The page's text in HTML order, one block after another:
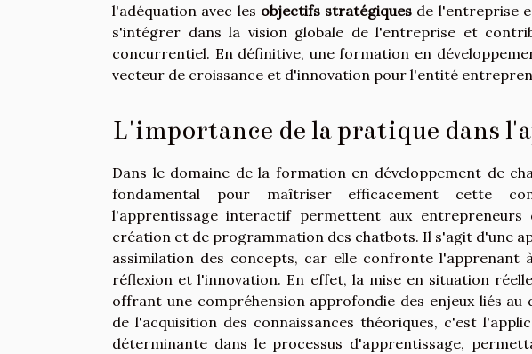
l'adéquation avec les objectifs stratégiques de l'entreprise
s'intégrer dans la vision globale de l'entreprise et
concurrentiel. En définitive, une formation en
vecteur de croissance et d'innovation pour l'entité
L'importance de la pratique dans
Dans le domaine de la formation en développement de
fondamental pour maîtriser efficacement cette
l'apprentissage interactif permettent aux
création et de programmation des chatbots. Il s'agit d'une
assimilation des concepts, car elle confronte l'apprenant
réflexion et l'innovation. En effet, la mise en situation
offrant une compréhension approfondie des enjeux liés au
de l'acquisition des connaissances théoriques, c'est
déterminante dans le processus d'apprentissage,